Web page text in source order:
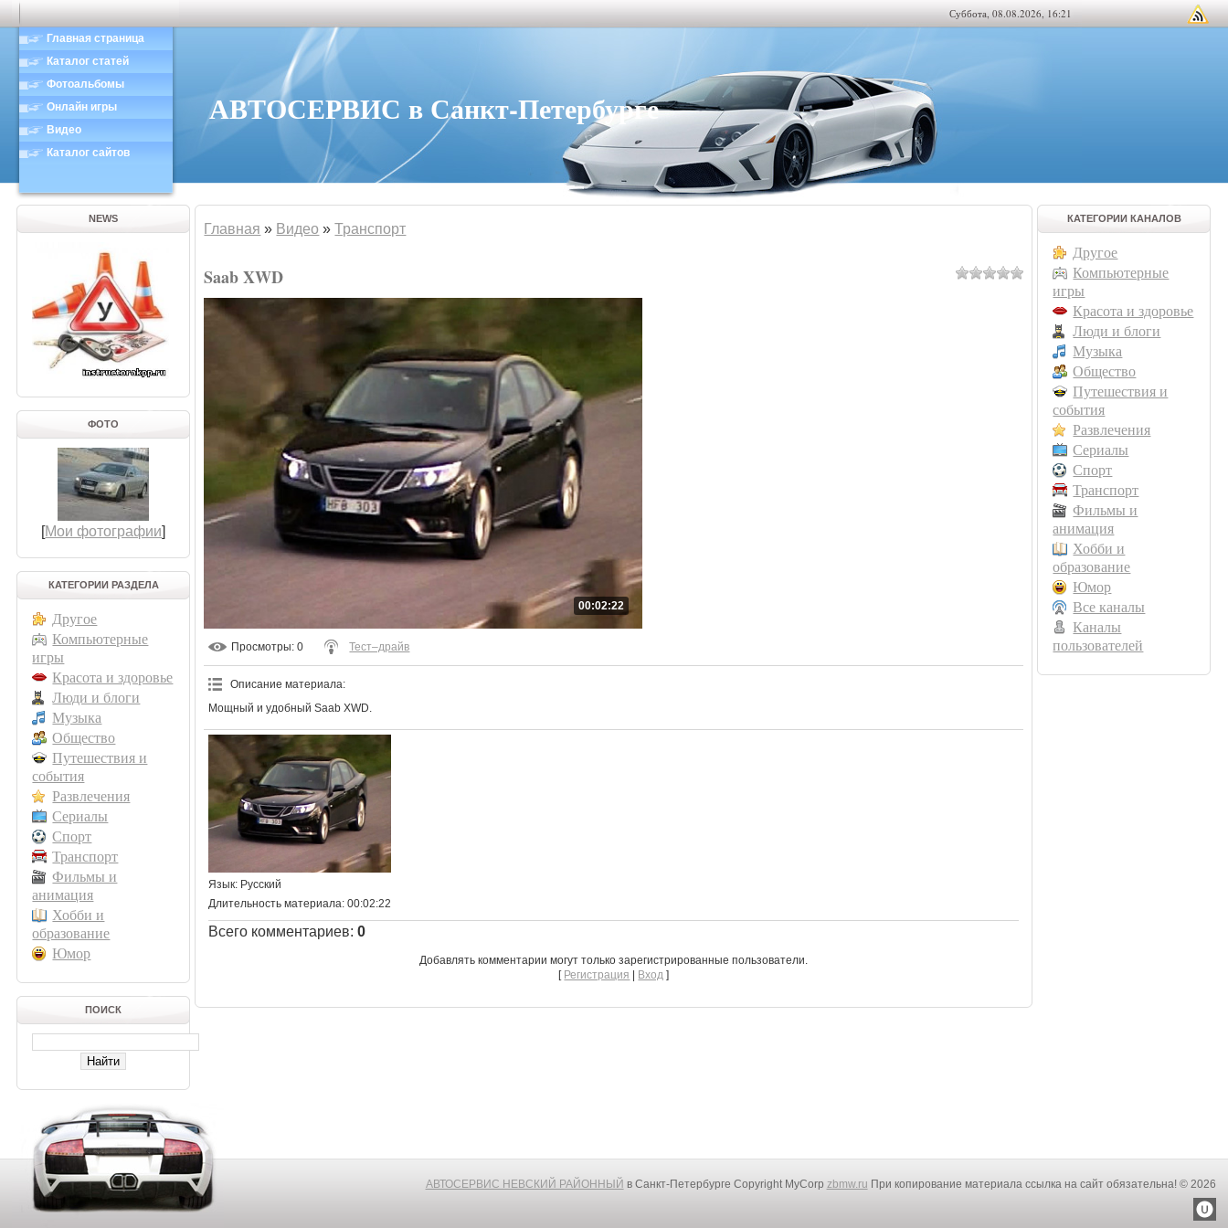
Суббота, 08.08.2026, 16:21
Главная страница
Каталог статей
Фотоальбомы
Онлайн игры
Видео
Каталог сайтов
АВТОСЕРВИС в Санкт-Петербурге
NEWS
ФОТО
[Мои фотографии]
КАТЕГОРИИ РАЗДЕЛА
Другое
Компьютерные
игры
Красота и здоровье
Люди и блоги
Музыка
Общество
Путешествия и
события
Развлечения
Сериалы
Спорт
Транспорт
Фильмы и
анимация
Хобби и
образование
Юмор
ПОИСК
Главная » Видео »Транспорт
Saab XWD
00:02:22
Просмотры: 0 Тест–драйв
Описание материала:
Мощный и удобный Saab XWD.
Язык: Русский
Длительность материала: 00:02:22
Всего комментариев:0
Добавлять комментарии могут только зарегистрированные пользователи.
[ Регистрация Вход ]
КАТЕГОРИИ КАНАЛОВ
Другое
Компьютерные
игры
Красота и здоровье
Люди и блоги
Музыка
Общество
Путешествия и
события
Развлечения
Сериалы
Спорт
Транспорт
Фильмы и
анимация
Хобби и
образование
Юмор
Все каналы
Каналы
пользователей
АВТОСЕРВИС НЕВСКИЙ РАЙОННЫЙ в Санкт-Петербурге Copyright MyCorp zbmw.ru При копирование материала ссылка на сайт обязательна! © 2026